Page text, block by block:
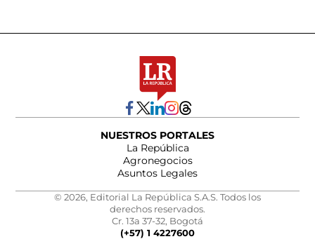
NUESTROS PORTALES
La República
Agronegocios
Asuntos Legales
© 2026, Editorial La República S.A.S. Todos los
derechos reservados.
Cr. 13a 37-32, Bogotá
(+57) 1 4227600